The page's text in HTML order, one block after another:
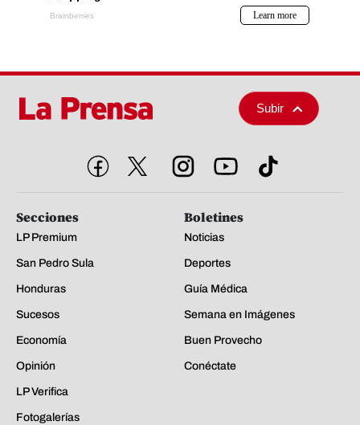
Subir
Secciones
LP Premium
San Pedro Sula
Honduras
Sucesos
Economía
Opinión
LP Verifica
Fotogalerías
Boletines
Noticias
Deportes
Guía Médica
Semana en Imágenes
Buen Provecho
Conéctate